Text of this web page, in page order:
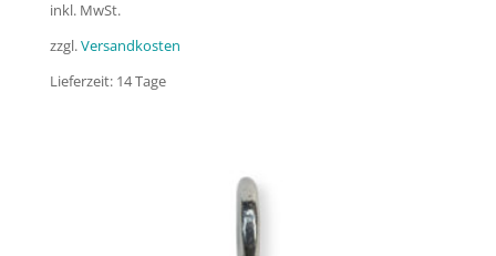
inkl. MwSt.
zzgl.Versandkosten
Lieferzeit: 14 Tage